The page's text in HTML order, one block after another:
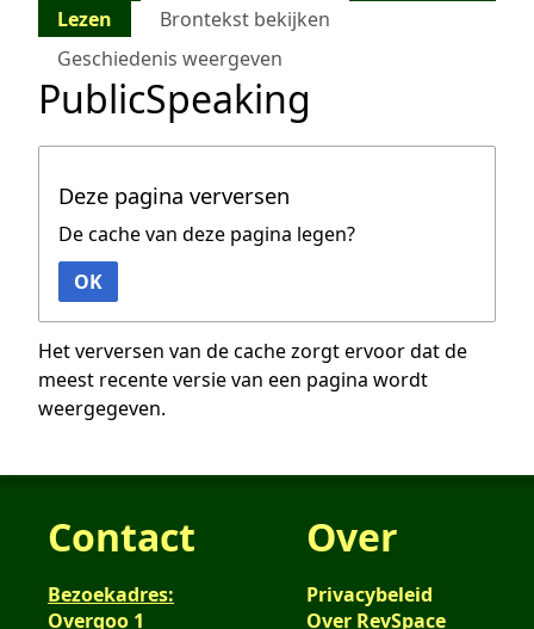
Lezen
Brontekst bekijken
Geschiedenis weergeven
PublicSpeaking
Deze pagina verversen
De cache van deze pagina legen?
OK
Het verversen van de cache zorgt ervoor dat de
meest recente versie van een pagina wordt
weergegeven.
Contact
Bezoekadres:
Overgoo 1
Over
Privacybeleid
Over RevSpace